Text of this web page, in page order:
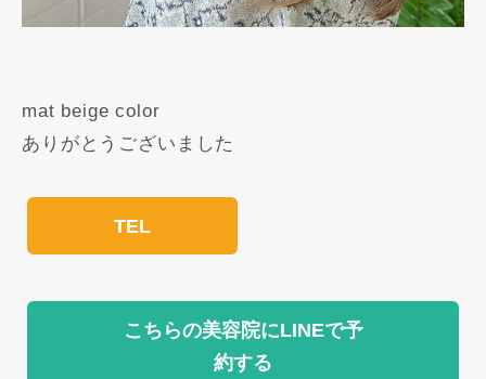
mat beige color
ありがとうございました
TEL
こちらの美容院にLINEで予
約する